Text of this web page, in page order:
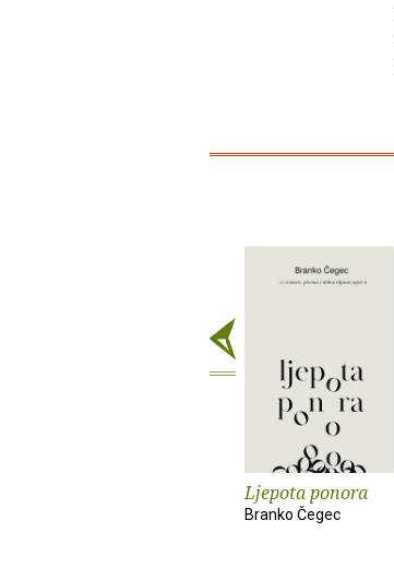
Ljepota ponora
Branko Čegec